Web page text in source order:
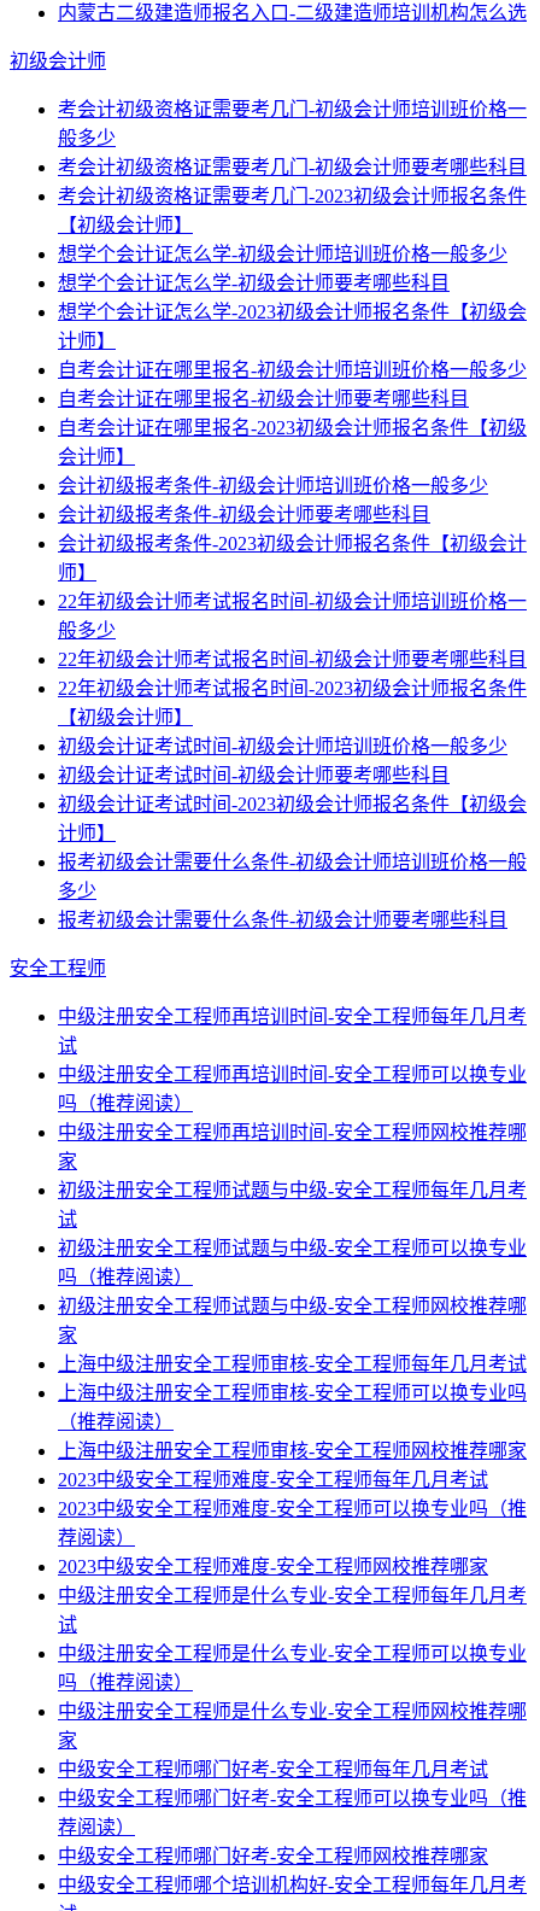
内蒙古二级建造师报名入口-二级建造师培训机构怎么选
初级会计师
考会计初级资格证需要考几门-初级会计师培训班价格一
般多少
考会计初级资格证需要考几门-初级会计师要考哪些科目
考会计初级资格证需要考几门-2023初级会计师报名条件
【初级会计师】
想学个会计证怎么学-初级会计师培训班价格一般多少
想学个会计证怎么学-初级会计师要考哪些科目
想学个会计证怎么学-2023初级会计师报名条件【初级会
计师】
自考会计证在哪里报名-初级会计师培训班价格一般多少
自考会计证在哪里报名-初级会计师要考哪些科目
自考会计证在哪里报名-2023初级会计师报名条件【初级
会计师】
会计初级报考条件-初级会计师培训班价格一般多少
会计初级报考条件-初级会计师要考哪些科目
会计初级报考条件-2023初级会计师报名条件【初级会计
师】
22年初级会计师考试报名时间-初级会计师培训班价格一
般多少
22年初级会计师考试报名时间-初级会计师要考哪些科目
22年初级会计师考试报名时间-2023初级会计师报名条件
【初级会计师】
初级会计证考试时间-初级会计师培训班价格一般多少
初级会计证考试时间-初级会计师要考哪些科目
初级会计证考试时间-2023初级会计师报名条件【初级会
计师】
报考初级会计需要什么条件-初级会计师培训班价格一般
多少
报考初级会计需要什么条件-初级会计师要考哪些科目
安全工程师
中级注册安全工程师再培训时间-安全工程师每年几月考
试
中级注册安全工程师再培训时间-安全工程师可以换专业
吗（推荐阅读）
中级注册安全工程师再培训时间-安全工程师网校推荐哪
家
初级注册安全工程师试题与中级-安全工程师每年几月考
试
初级注册安全工程师试题与中级-安全工程师可以换专业
吗（推荐阅读）
初级注册安全工程师试题与中级-安全工程师网校推荐哪
家
上海中级注册安全工程师审核-安全工程师每年几月考试
上海中级注册安全工程师审核-安全工程师可以换专业吗
（推荐阅读）
上海中级注册安全工程师审核-安全工程师网校推荐哪家
2023中级安全工程师难度-安全工程师每年几月考试
2023中级安全工程师难度-安全工程师可以换专业吗（推
荐阅读）
2023中级安全工程师难度-安全工程师网校推荐哪家
中级注册安全工程师是什么专业-安全工程师每年几月考
试
中级注册安全工程师是什么专业-安全工程师可以换专业
吗（推荐阅读）
中级注册安全工程师是什么专业-安全工程师网校推荐哪
家
中级安全工程师哪门好考-安全工程师每年几月考试
中级安全工程师哪门好考-安全工程师可以换专业吗（推
荐阅读）
中级安全工程师哪门好考-安全工程师网校推荐哪家
中级安全工程师哪个培训机构好-安全工程师每年几月考